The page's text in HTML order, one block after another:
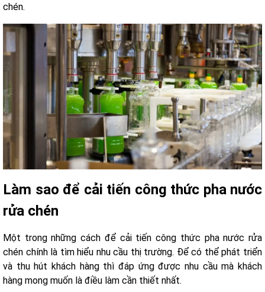
chén.
Làm sao để cải tiến công thức pha nước
rửa chén
Một trong những cách để cải tiến công thức pha nước rửa
chén chính là tìm hiểu nhu cầu thị trường. Để có thể phát triển
và thu hút khách hàng thì đáp ứng được nhu cầu mà khách
hàng mong muốn là điều làm cần thiết nhất.